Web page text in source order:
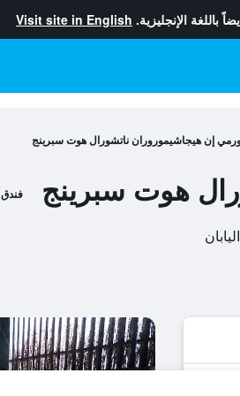
باللغة الإنجليزية. Visit site in English
إن هيجاشيموروران ناتشورال هوت سبرينج
هوت سبرينج فندق